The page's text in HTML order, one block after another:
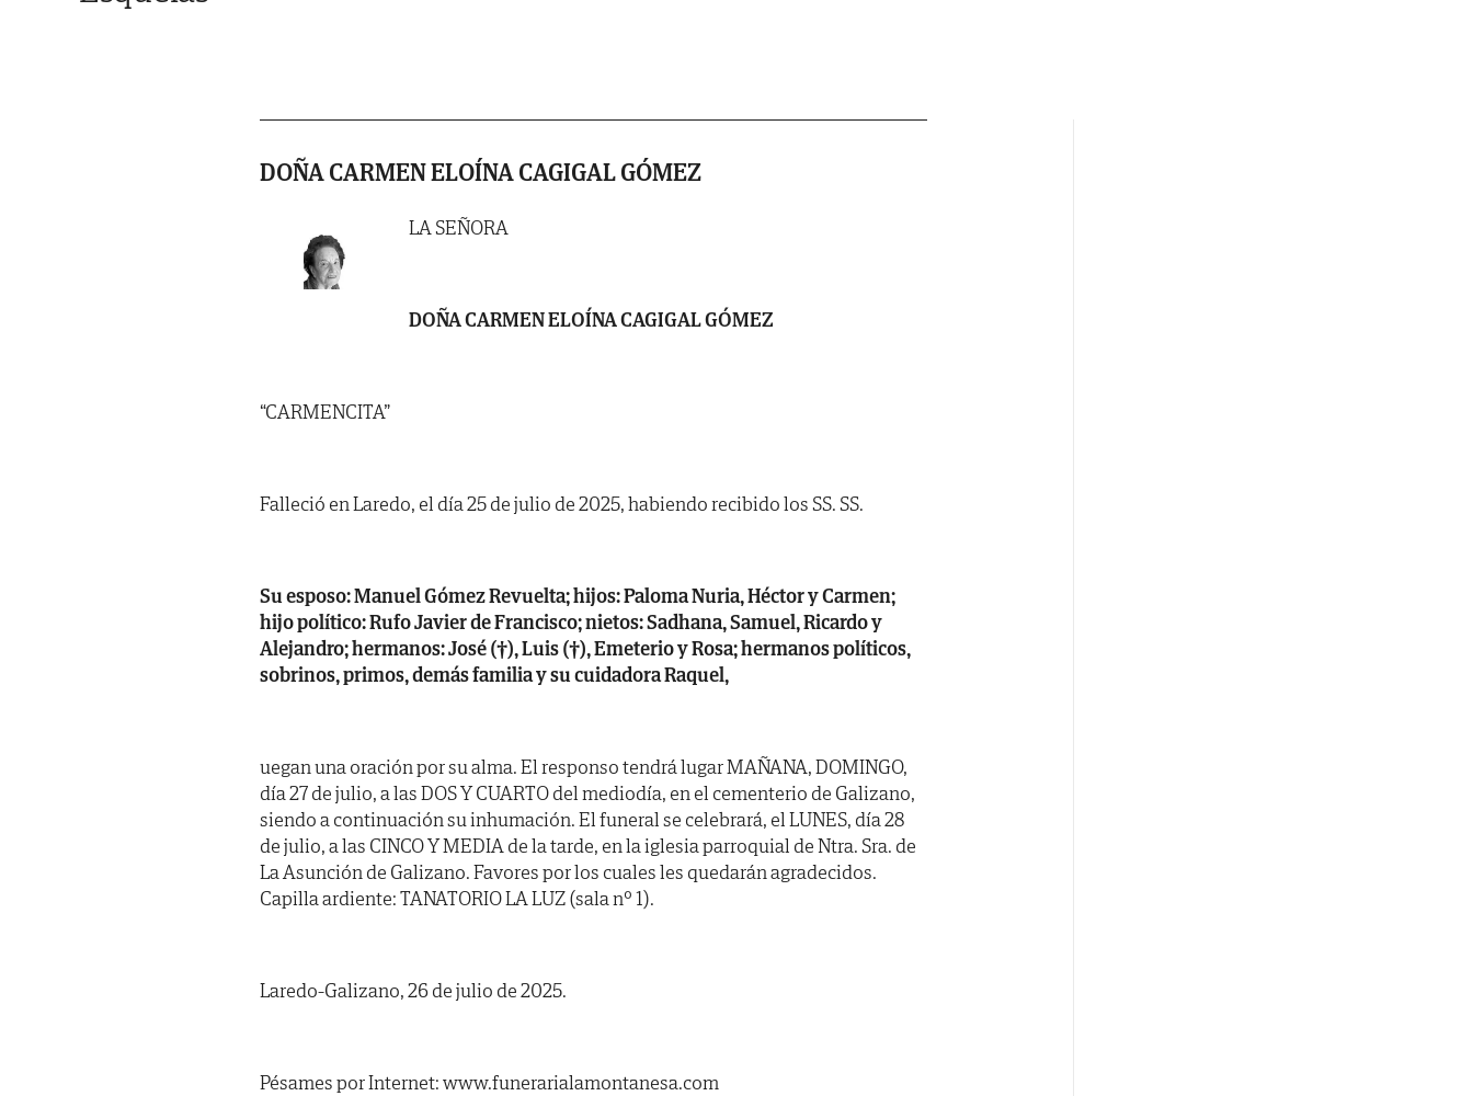
DOÑA CARMEN ELOÍNA CAGIGAL GÓMEZ
LA SEÑORA
DOÑA CARMEN ELOÍNA CAGIGAL GÓMEZ
“CARMENCITA”
Falleció en Laredo, el día 25 de julio de 2025, habiendo recibido los SS. SS.
Su esposo: Manuel Gómez Revuelta; hijos: Paloma Nuria, Héctor y Carmen;
hijo político: Rufo Javier de Francisco; nietos: Sadhana, Samuel, Ricardo y
Alejandro; hermanos: José (†), Luis (†), Emeterio y Rosa; hermanos políticos,
sobrinos, primos, demás familia y su cuidadora Raquel,
uegan una oración por su alma. El responso tendrá lugar MAÑANA, DOMINGO,
día 27 de julio, a las DOS Y CUARTO del mediodía, en el cementerio de Galizano,
siendo a continuación su inhumación. El funeral se celebrará, el LUNES, día 28
de julio, a las CINCO Y MEDIA de la tarde, en la iglesia parroquial de Ntra. Sra. de
La Asunción de Galizano. Favores por los cuales les quedarán agradecidos.
Capilla ardiente: TANATORIO LA LUZ (sala nº 1).
Laredo-Galizano, 26 de julio de 2025.
Pésames por Internet: www.funerarialamontanesa.com